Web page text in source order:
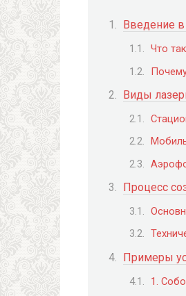
Введение в
Что
Виды
Процесс
Примеры
1.